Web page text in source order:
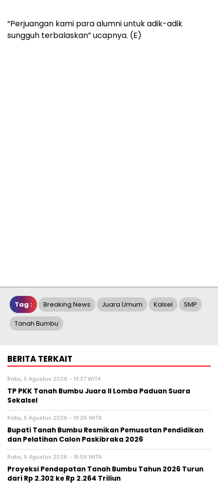
“Perjuangan kami para alumni untuk adik-adik
sungguh terbalaskan” ucapnya. (E)
Tag : Breaking News Juara Umum Kalsel SMP
Tanah Bumbu
BERITA TERKAIT
Rabu, 5 Agustus 2026 - 19:37 WITA
TP PKK Tanah Bumbu Juara II Lomba Paduan Suara
Sekalsel
Rabu, 5 Agustus 2026 - 19:26 WITA
Bupati Tanah Bumbu Resmikan Pemusatan Pendidikan
dan Pelatihan Calon Paskibraka 2026
Rabu, 5 Agustus 2026 - 15:09 WITA
Proyeksi Pendapatan Tanah Bumbu Tahun 2026 Turun
dari Rp 2.302 ke Rp 2.264 Triliun